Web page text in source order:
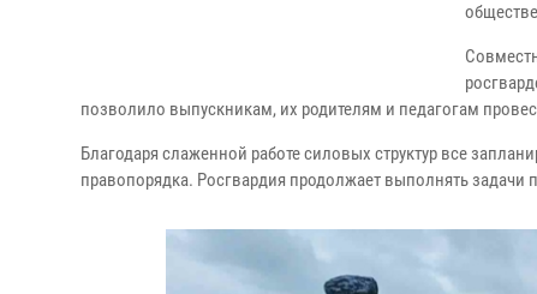
позволило выпускникам, их родителям и педагогам
Благодаря слаженной работе силовых структур все
правопорядка. Росгвардия продолжает выполнять